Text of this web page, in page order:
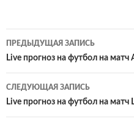
Навигация
по
записям
ПРЕДЫДУЩАЯ ЗАПИСЬ
Live прогноз на футбол на
СЛЕДУЮЩАЯ ЗАПИСЬ
Live прогноз на футбол на